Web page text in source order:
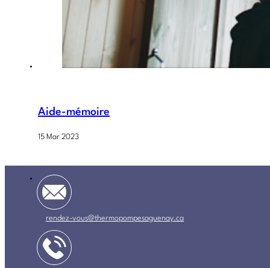
Aide-mémoire
15 Mar 2023
rendez-vous@thermopompesaguenay.ca